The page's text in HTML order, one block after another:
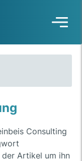
Consulting
der Artikel um ihn